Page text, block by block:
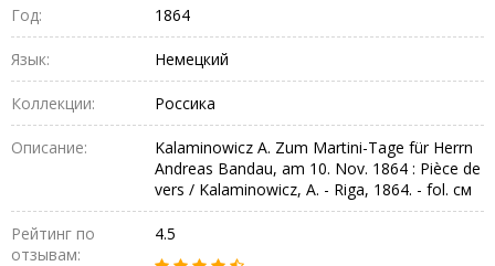
Год: 1864
Язык: Немецкий
Коллекции: Россика
Описание:
Kalaminowicz A. Zum Martini-Tage für Herrn
Andreas Bandau, am 10. Nov. 1864 : Pièce de
vers / Kalaminowicz, A. - Riga, 1864. - fol. см
Рейтинг по
отзывам:
4.5